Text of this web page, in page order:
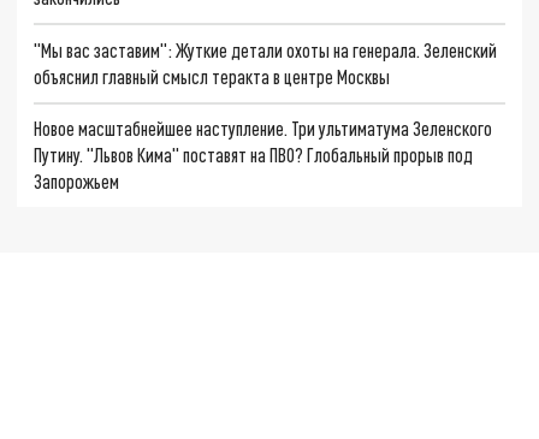
"Мы вас заставим": Жуткие детали охоты на генерала. Зеленский
объяснил главный смысл теракта в центре Москвы
Новое масштабнейшее наступление. Три ультиматума Зеленского
Путину. "Львов Кима" поставят на ПВО? Глобальный прорыв под
Запорожьем